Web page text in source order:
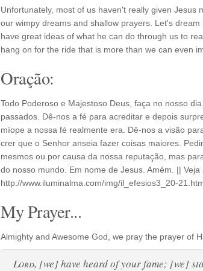
Unfortunately, most of us haven't really given Jesus
our wimpy dreams and shallow prayers. Let's
have great ideas of what he can do through us to
hang on for the ride that is more than we can even
Oração:
Todo Poderoso e Majestoso Deus, faça no nosso
passados. Dê-nos a fé para acreditar e depois
míope a nossa fé realmente era. Dê-nos a visão
crer que o Senhor anseia fazer coisas maiores.
mesmos ou por causa da nossa reputação, mas
do nosso mundo. Em nome de Jesus. Amém. ||
http://www.iluminalma.com/img/il_efesios3_20-
My Prayer...
Almighty and Awesome God, we pray the prayer of
Lord, [we] have heard of your fame; [we]